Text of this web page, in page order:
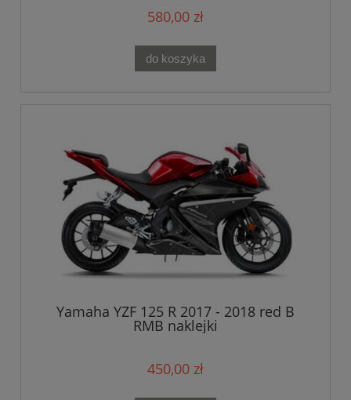
580,00 zł
do koszyka
Yamaha YZF 125 R 2017 - 2018 red B
RMB naklejki
450,00 zł